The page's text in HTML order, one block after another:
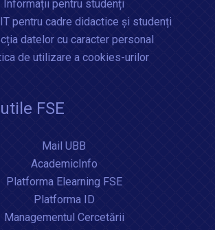
Informații pentru studenți
pentru cadre didactice și studenți
datelor cu caracter personal
de utilizare a cookies-urilor
FSE
Mail UBB
AcademicInfo
Platforma Elearning FSE
Platforma ID
Managementul Cercetării